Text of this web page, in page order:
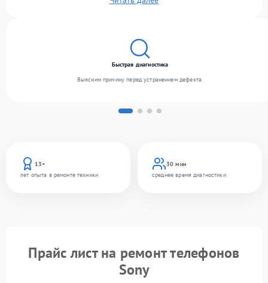
выполняем ремонт различного уровня сложности и предлагаем стабильный уровень
13+
лет опыта в ремонте техники
30 мин
среднее время диагностики
Быстрая диагностика
Выясним причину перед устранением дефекта.
Прайс лист на ремонт телефонов
Sony